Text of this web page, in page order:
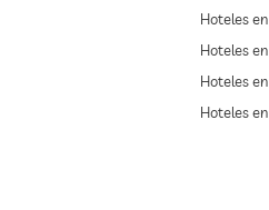
Hoteles
Hoteles
Hoteles
Hoteles